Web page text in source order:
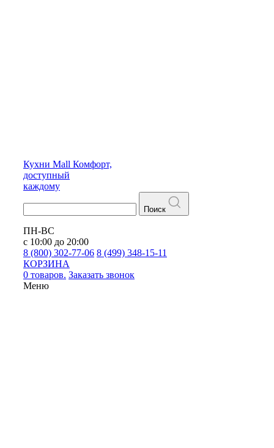
Кухни Mall Комфорт,
доступный
каждому
Поиск
ПН-ВС
с 10:00 до 20:00
8 (800) 302-77-06 8 (499) 348-15-11
КОРЗИНА
0 товаров. Заказать звонок
Меню